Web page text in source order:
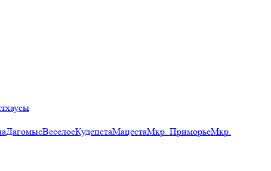
ДагомысВеселоеКудепстаМацестаМкр. ПриморьеМкр.